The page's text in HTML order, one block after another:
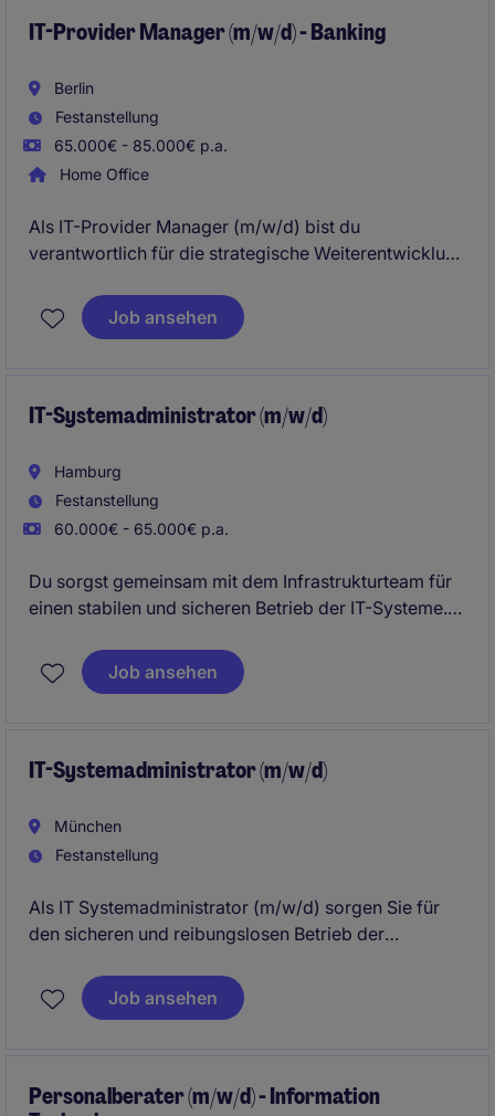
IT-Provider Manager (m/w/d) - Banking
Berlin
Festanstellung
65.000€ - 85.000€ p.a.
Home Office
Als IT-Provider Manager (m/w/d) bist du
verantwortlich für die strategische Weiterentwicklung
Dienstleister und betrieblicher IT-Services. Dabei
begleitest du Transformations- und
IT-Management. Wir freuen uns auf deine Bewerbung
Job ansehen
IT-Systemadministrator (m/w/d)
Hamburg
Festanstellung
60.000€ - 65.000€ p.a.
Du sorgst gemeinsam mit dem Infrastrukturteam für
einen stabilen und sicheren Betrieb der IT-Systeme.
bestehenden Infrastruktur sowie an spannenden IT-
Projekten mit.
Job ansehen
IT-Systemadministrator (m/w/d)
München
Festanstellung
Als IT Systemadministrator (m/w/d) sorgen Sie für
den sicheren und reibungslosen Betrieb der
vielseitige Aufgaben in der Administration,
Optimierung und Weiterentwicklung moderner IT-
Job ansehen
Personalberater (m/w/d) - Information